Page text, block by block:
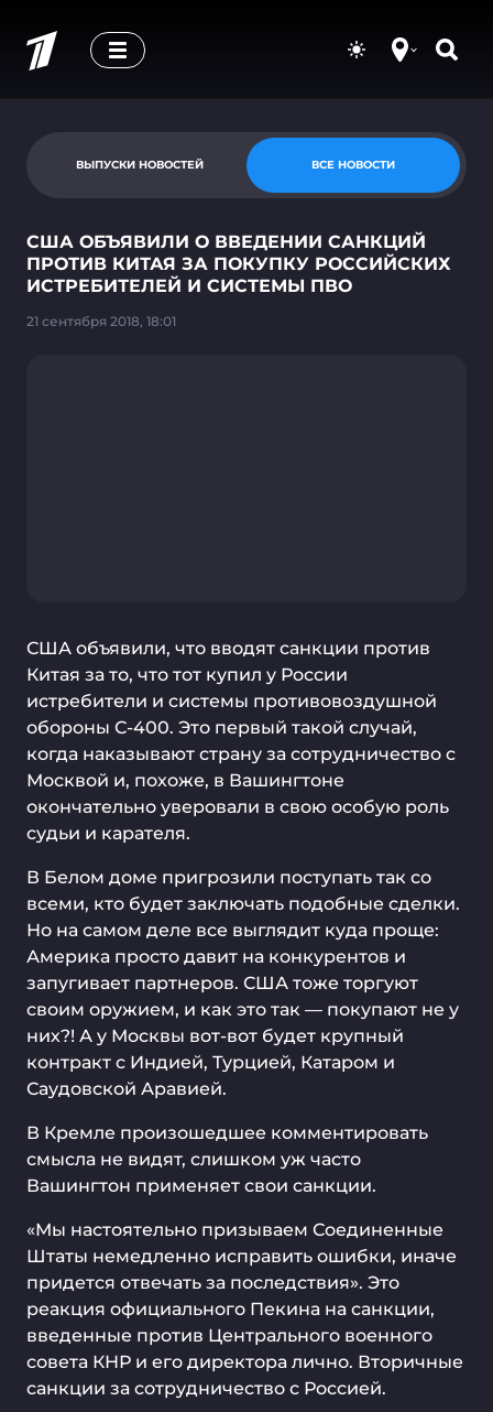
ВЫПУСКИ НОВОСТЕЙ ВСЕ НОВОСТИ
США ОБЪЯВИЛИ О ВВЕДЕНИИ САНКЦИЙ
ПРОТИВ КИТАЯ ЗА ПОКУПКУ РОССИЙСКИХ
ИСТРЕБИТЕЛЕЙ И СИСТЕМЫ ПВО
21 сентября 2018, 18:01
США объявили, что вводят санкции против
Китая за то, что тот купил у России
истребители и системы противовоздушной
обороны С-400. Это первый такой случай,
когда наказывают страну за сотрудничество с
Москвой и, похоже, в Вашингтоне
окончательно уверовали в свою особую роль
судьи и карателя.
В Белом доме пригрозили поступать так со
всеми, кто будет заключать подобные сделки.
Но на самом деле все выглядит куда проще:
Америка просто давит на конкурентов и
запугивает партнеров. США тоже торгуют
своим оружием, и как это так — покупают не у
них?! А у Москвы вот-вот будет крупный
контракт с Индией, Турцией, Катаром и
Саудовской Аравией.
В Кремле произошедшее комментировать
смысла не видят, слишком уж часто
Вашингтон применяет свои санкции.
«Мы настоятельно призываем Соединенные
Штаты немедленно исправить ошибки, иначе
придется отвечать за последствия». Это
реакция официального Пекина на санкции,
введенные против Центрального военного
совета КНР и его директора лично. Вторичные
санкции за сотрудничество с Россией.